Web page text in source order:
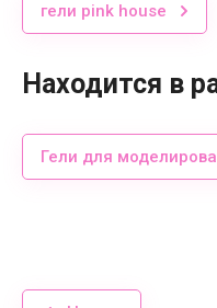
гели pink house
Находится в
Гели для